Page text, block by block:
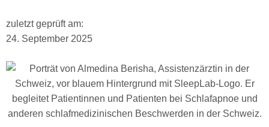
zuletzt geprüft am:
24. September 2025